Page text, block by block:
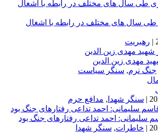
طی سال های مختلف در رابطه با اشغال
| رهبریت
جنگ نرم, سنگر سیاست
| سنگر شهدا , مدافع حرم
سلیمانی: احمد تداعی رفتارهای جنگ بود
| خاطرات, سنگر شهدا